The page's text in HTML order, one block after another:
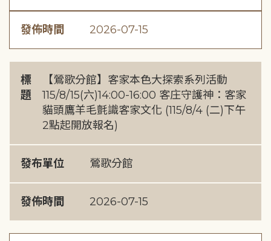
發佈時間 2026-07-15
標
題
【鶯歌分館】客家本色大探索系列活動
115/8/15(六)14:00-16:00 客庄守護神：客家
貓頭鷹羊毛氈識客家文化 (115/8/4 (二)下午
2點起開放報名)
發布單位 鶯歌分館
發佈時間 2026-07-15